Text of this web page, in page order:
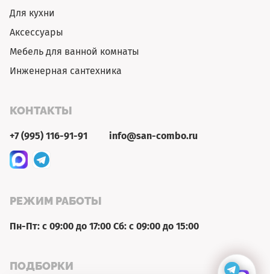
Для кухни
Аксессуары
Мебель для ванной комнаты
Инженерная сантехника
КОНТАКТЫ
+7 (995) 116-91-91 info@san-combo.ru
РЕЖИМ РАБОТЫ
Пн-Пт: с 09:00 до 17:00 Сб: с 09:00 до 15:00
ПОДБОРКИ